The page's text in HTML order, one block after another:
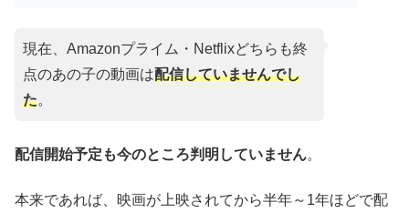
現在、Amazonプライム・Netflixどちらも終
点のあの子の動画は配信していませんでし
た。
配信開始予定も今のところ判明していません。
本来であれば、映画が上映されてから半年～1年ほどで配